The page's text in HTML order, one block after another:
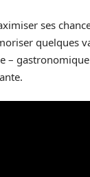
ses
quelques
–